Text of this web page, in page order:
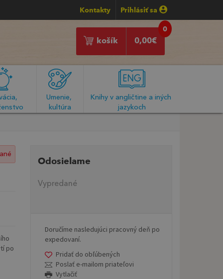
Kontakty Prihlásiť sa
0
0,00€
košík
Umenie,
kultúra
Knihy v angličtine a iných
jazykoch
po
Odosielame
Vypredané
Doručíme nasledujúci pracovný deň po
expedovaní.
Pridať do obľúbených
Poslať e-mailom priateľovi
Vytlačiť